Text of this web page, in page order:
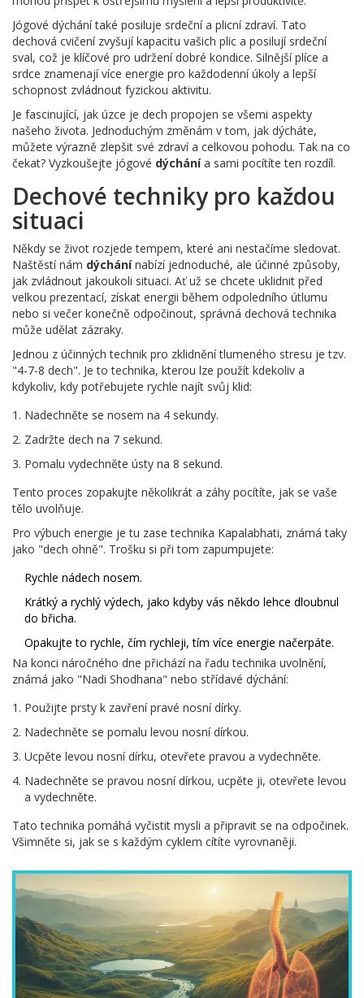
Jógové dýchání také posiluje srdeční a plicní zdraví. Tato
dechová cvičení zvyšují kapacitu vašich plic a posilují srdeční
sval, což je klíčové pro udržení dobré kondice. Silnější plíce a
srdce znamenají více energie pro každodenní úkoly a lepší
schopnost zvládnout fyzickou aktivitu.
Je fascinující, jak úzce je dech propojen se všemi aspekty
našeho života. Jednoduchým změnám v tom, jak dýcháte,
můžete výrazně zlepšit své zdraví a celkovou pohodu. Tak na co
čekat? Vyzkoušejte jógové dýchánía sami pocítíte ten rozdíl.
Dechové techniky pro každou
situaci
Někdy se život rozjede tempem, které ani nestačíme sledovat.
Naštěstí nám dýchánínabízí jednoduché, ale účinné způsoby,
jak zvládnout jakoukoli situaci. Ať už se chcete uklidnit před
velkou prezentací, získat energii během odpoledního útlumu
nebo si večer konečně odpočinout, správná dechová technika
může udělat zázraky.
Jednou z účinných technik pro zklidnění tlumeného stresu je tzv.
"4-7-8 dech". Je to technika, kterou lze použít kdekoliv a
kdykoliv, kdy potřebujete rychle najít svůj klid:
Nadechněte se nosem na 4 sekundy.
Zadržte dech na 7 sekund.
Pomalu vydechněte ústy na 8 sekund.
Tento proces zopakujte několikrát a záhy pocítíte, jak se vaše
tělo uvolňuje.
Pro výbuch energie je tu zase technika Kapalabhati, známá taky
jako "dech ohně". Trošku si při tom zapumpujete:
Rychle nádech nosem.
Krátký a rychlý výdech, jako kdyby vás někdo lehce dloubnul
do břicha.
Opakujte to rychle, čím rychleji, tím více energie načerpáte.
Na konci náročného dne přichází na řadu technika uvolnění,
známá jako "Nadi Shodhana" nebo střídavé dýchání:
Použijte prsty k zavření pravé nosní dírky.
Nadechněte se pomalu levou nosní dírkou.
Ucpěte levou nosní dírku, otevřete pravou a vydechněte.
Nadechněte se pravou nosní dírkou, ucpěte ji, otevřete levou
a vydechněte.
Tato technika pomáhá vyčistit mysli a připravit se na odpočinek.
Všimněte si, jak se s každým cyklem cítíte vyrovnaněji.